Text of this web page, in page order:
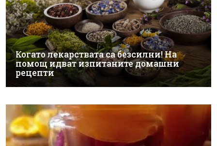
Когато лекарствата са безсилни! На
помощ идват изпитаните домашни
рецепти